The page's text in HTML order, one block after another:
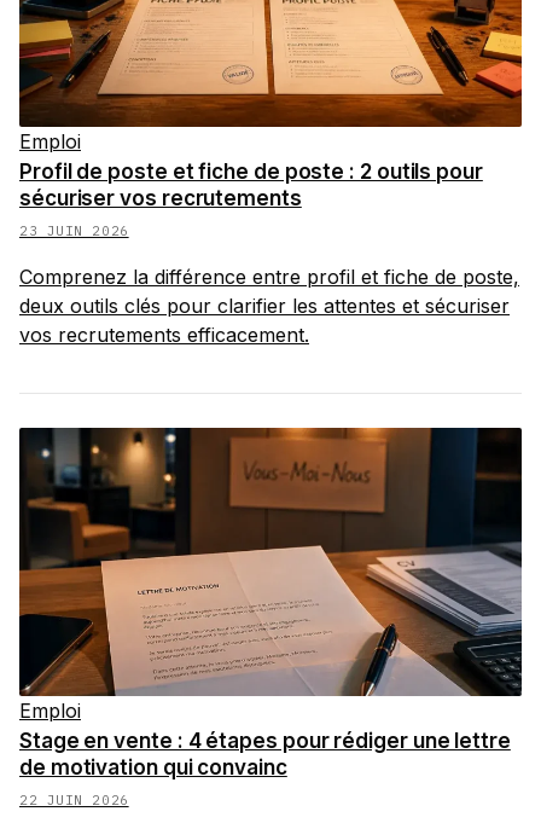
Emploi
Profil de poste et fiche de poste : 2 outils pour
sécuriser vos recrutements
23 JUIN 2026
Comprenez la différence entre profil et fiche de poste,
deux outils clés pour clarifier les attentes et sécuriser
vos recrutements efficacement.
Emploi
Stage en vente : 4 étapes pour rédiger une lettre
de motivation qui convainc
22 JUIN 2026